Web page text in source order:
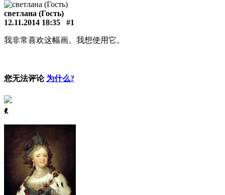
светлана (Гость)
12.11.2014 18:35
#1
我非常喜欢这幅画。我想使用它。
您无法评论 为什么?
ꈅ